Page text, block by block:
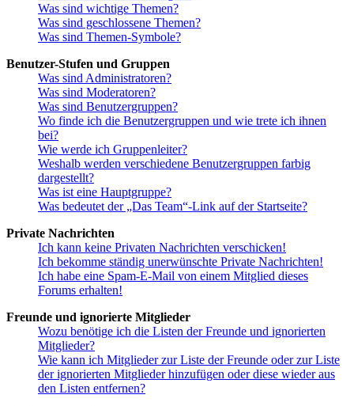
Was sind wichtige Themen?
Was sind geschlossene Themen?
Was sind Themen-Symbole?
Benutzer-Stufen und Gruppen
Was sind Administratoren?
Was sind Moderatoren?
Was sind Benutzergruppen?
Wo finde ich die Benutzergruppen und wie trete ich ihnen
bei?
Wie werde ich Gruppenleiter?
Weshalb werden verschiedene Benutzergruppen farbig
dargestellt?
Was ist eine Hauptgruppe?
Was bedeutet der „Das Team“-Link auf der Startseite?
Private Nachrichten
Ich kann keine Privaten Nachrichten verschicken!
Ich bekomme ständig unerwünschte Private Nachrichten!
Ich habe eine Spam-E-Mail von einem Mitglied dieses
Forums erhalten!
Freunde und ignorierte Mitglieder
Wozu benötige ich die Listen der Freunde und ignorierten
Mitglieder?
Wie kann ich Mitglieder zur Liste der Freunde oder zur Liste
der ignorierten Mitglieder hinzufügen oder diese wieder aus
den Listen entfernen?